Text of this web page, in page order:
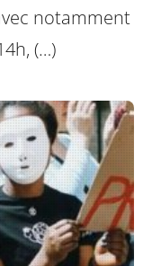
notamment
(…)